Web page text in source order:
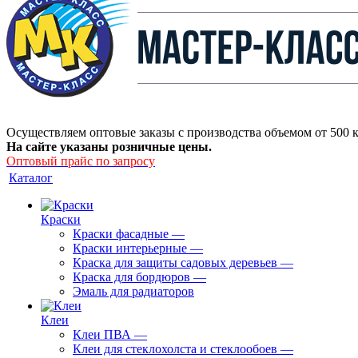
Осуществляем оптовые заказы с производства объемом от 500
На сайте указаны розничные цены.
Оптовый прайс по запросу
Каталог
Краски
Краски фасадные —
Краски интерьерные —
Краска для защиты садовых деревьев —
⁠Краска для бордюров —
Эмаль для радиаторов
Клеи
Клеи ПВА —
Клеи для стеклохолста и стеклообоев —